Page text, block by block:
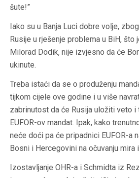
šute!”
Iako su u Banja Luci dobre volje,
Rusije u rješenje problema u BiH, što
Milorad Dodik, nije izvjesno da će
ukinute.
Treba istaći da se o produženju
tijkom cijele ove godine i u više
zabrinutost da će Rusija uložiti veto i
EUFOR-ov mandat. Ipak, kako
neće doći pa će pripadnici EUFOR-a
Bosni i Hercegovini na očuvanju mira
Izostavljanje OHR-a i Schmidta iz